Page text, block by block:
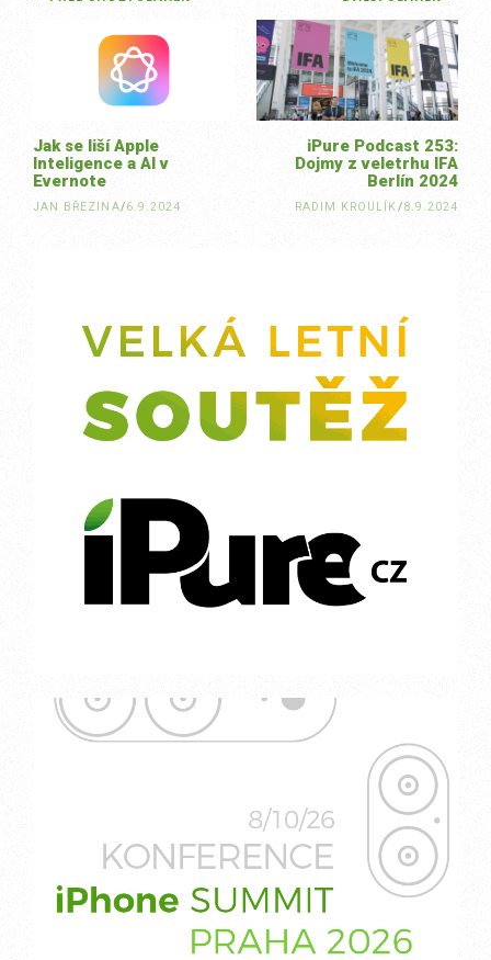
navigation
iPure Podcast 253:
Dojmy z veletrhu IFA
Berlín 2024
RADIM KROULÍK/8.9.2024
Jak se liší Apple
Inteligence a AI v
Evernote
JAN BŘEZINA/6.9.2024